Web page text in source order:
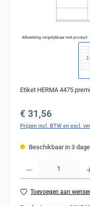
Afbeelding vergelijkbaar met product
Etiket HERMA 4475
Normale prijs:
€ 31,56
Prijzen incl. BTW en excl.
Beschikbaar in 3
Toevoegen aan